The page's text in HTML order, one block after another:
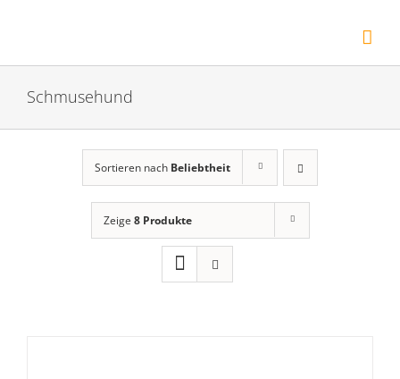
springen
Schmusehund
Sortieren nach Beliebtheit
Zeige 8 Produkte